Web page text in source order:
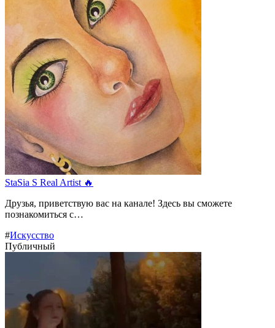
StaSia S Real Artist 🔥
Друзья, приветствую вас на канале! Здесь вы сможете
познакомиться с…
#Искусство
Публичный